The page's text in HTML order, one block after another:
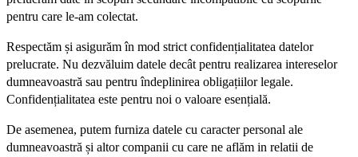
pentru care le-am colectat.
Respectăm și asigurăm în mod strict confidențialitatea datelor
prelucrate. Nu dezvăluim datele decât pentru realizarea intereselor
dumneavoastră sau pentru îndeplinirea obligațiilor legale.
Confidențialitatea este pentru noi o valoare esențială.
De asemenea, putem furniza datele cu caracter personal ale
dumneavoastră și altor companii cu care ne aflăm in relatii de